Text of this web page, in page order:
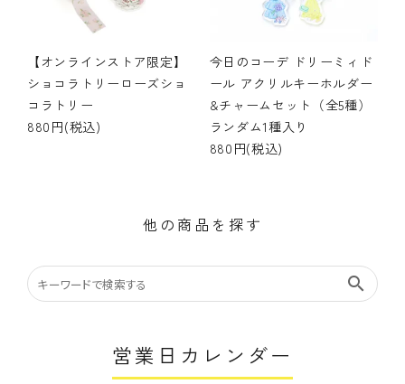
【オンラインストア限定】
ショコラトリーローズショ
コラトリー
880円(税込)
今日のコーデ ドリーミィド
ール アクリルキーホルダー
&チャームセット（全5種）
ランダム1種入り
880円(税込)
他の商品を探す
search
営業日カレンダー